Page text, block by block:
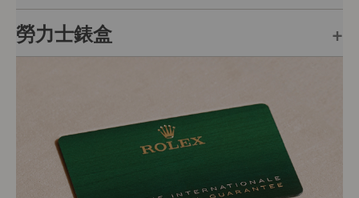
每枚勞力士腕錶均附有全球五年保用保證，並附上綠色印
章，此印章是頂級天文台精密時計的象徵。此獨特標記證
勞力士錶盒
送禮之用亦非常合適，接收禮物者會感到愉悅非常。